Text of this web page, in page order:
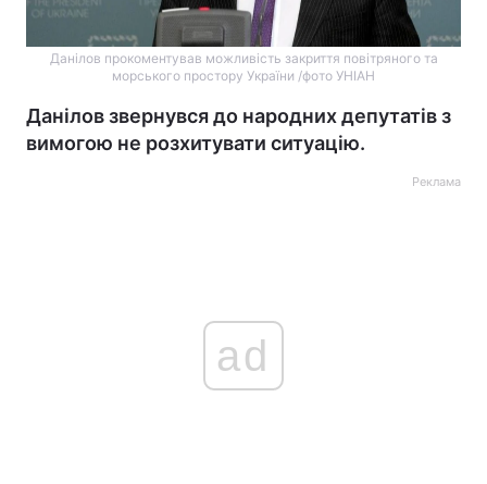
Данілов прокоментував можливість закриття повітряного та
морського простору України /фото УНІАН
Данілов звернувся до народних депутатів з
вимогою не розхитувати ситуацію.
Реклама
ad